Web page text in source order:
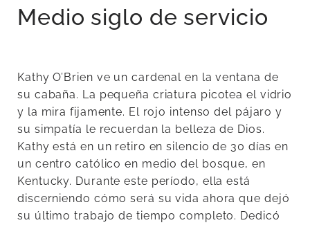
Medio siglo de servicio
Kathy O’Brien ve un cardenal en la ventana de
su cabaña. La pequeña criatura picotea el vidrio
y la mira fijamente. El rojo intenso del pájaro y
su simpatía le recuerdan la belleza de Dios.
Kathy está en un retiro en silencio de 30 días en
un centro católico en medio del bosque, en
Kentucky. Durante este período, ella está
discerniendo cómo será su vida ahora que dejó
su último trabajo de tiempo completo. Dedicó